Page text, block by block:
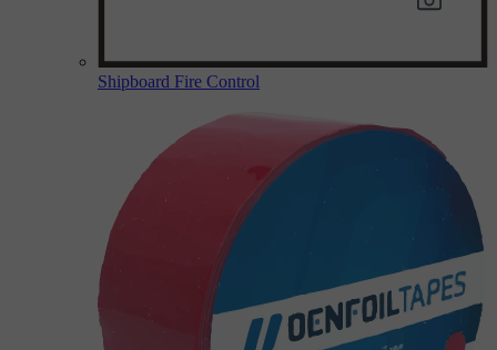
Shipboard Fire Control